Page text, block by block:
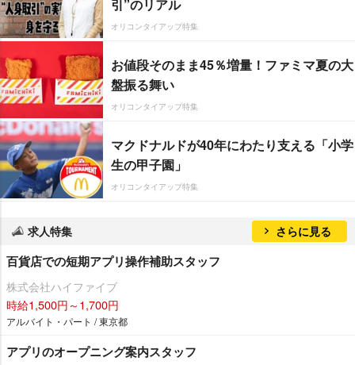
引”のリアル
オリコンタイアップ特集
お値段そのまま45％増量！ファミマ夏の大
盤振る舞い
オリコンタイアップ特集
マクドナルドが40年にわたり支える「小学
生の甲子園」
オリコンタイアップ特集
求人特集 さらに見る
百貨店での短期アプリ操作補助スタッフ
株式会社ハイファイブ
時給1,500円～1,700円
アルバイト・パート / 東京都
アプリのオープニング案内スタッフ